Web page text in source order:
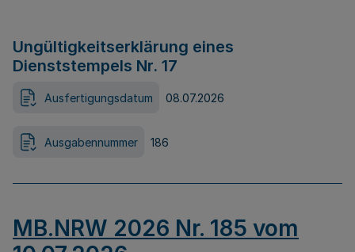
Ungültigkeitserklärung eines
Dienststempels Nr. 17
Ausfertigungsdatum 08.07.2026
Ausgabennummer 186
MB.NRW 2026 Nr. 185 vom